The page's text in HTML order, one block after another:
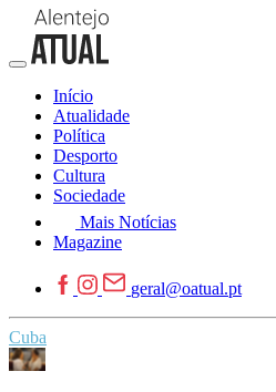
Início
Atualidade
Política
Desporto
Cultura
Sociedade
Mais Notícias
Magazine
geral@oatual.pt
Cuba